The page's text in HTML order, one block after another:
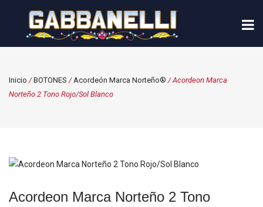
Inicio /BOTONES /Acordeón Marca Norteño® / Acordeon Marca
Norteño 2 Tono Rojo/Sol Blanco
Acordeon Marca Norteño 2 Tono